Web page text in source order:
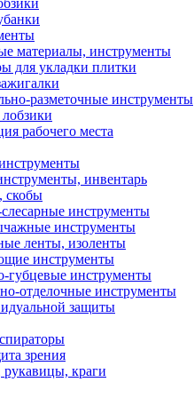
материалы, инструменты
для укладки плитки
разметочные инструменты
рабочего места
инвентарь
скобы
инструменты
инструменты
ленты, изоленты
инструменты
губцевые инструменты
отделочные инструменты
защиты
зрения
рукавицы, краги